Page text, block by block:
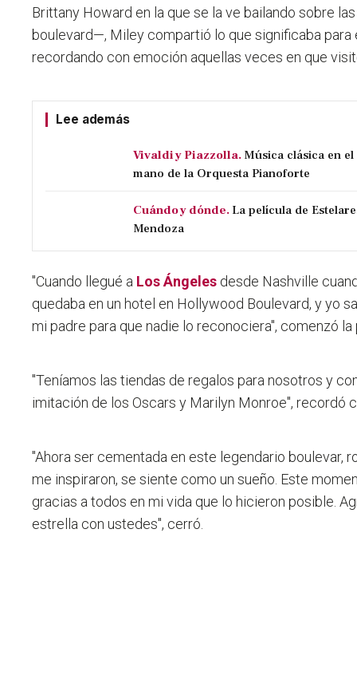
Brittany Howard en la que se la ve bailando sobre
boulevard—, Miley compartió lo que significaba
recordando con emoción aquellas veces en que
Lee además
Vivaldi y Piazzolla. Música clásica en
mano de la Orquesta Pianoforte
Cuándo y dónde. La película de
Mendoza
"Cuando llegué a Los Ángeles desde Nashville
quedaba en un hotel en Hollywood Boulevard, y yo
mi padre para que nadie lo reconociera", comenzó
"Teníamos las tiendas de regalos para nosotros y
imitación de los Oscars y Marilyn Monroe", recordó
"Ahora ser cementada en este legendario boulevar,
me inspiraron, se siente como un sueño. Este
gracias a todos en mi vida que lo hicieron posible.
estrella con ustedes", cerró.